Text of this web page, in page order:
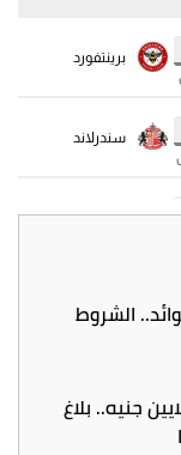
2026 بدون فوائد.. الشروط
مقابل إيصالات أمانة بـ4 ملايين جنيه.. بلاغ